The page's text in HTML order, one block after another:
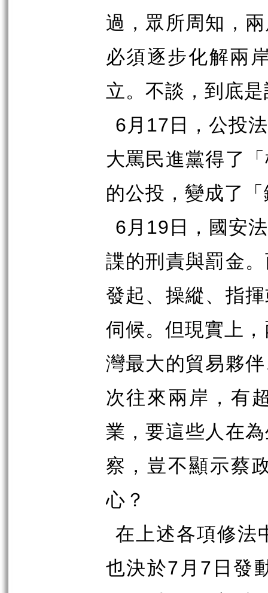
過，眾所周知，
必須逐步化解兩
立。不談，到底
6 月 17 日，公投
大罵民進黨得了
的公投，變成了
6 月 19 日，國安
諜的刑責與罰金
發起、操縱、指
伺候。但現實上
灣最大的貿易夥
次往來兩岸，有
業，要這些人在
察，豈不顯示蔡
心？
在上述各項修法
也決於7 月 7 日發